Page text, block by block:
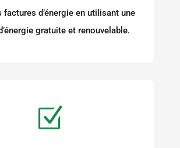
factures d’énergie en utilisant une
gratuite et renouvelable.
Z